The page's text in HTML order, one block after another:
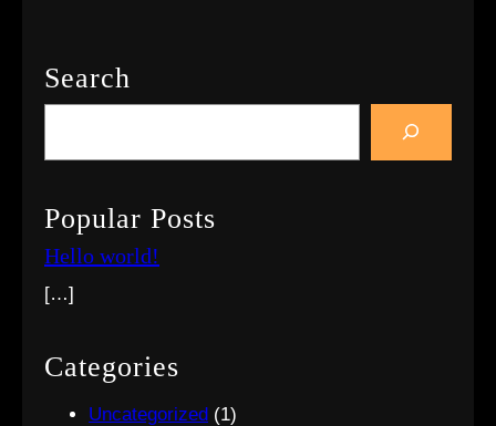
Search
c
h
Popular Posts
Hello world!
[…]
Categories
Uncategorized (1)